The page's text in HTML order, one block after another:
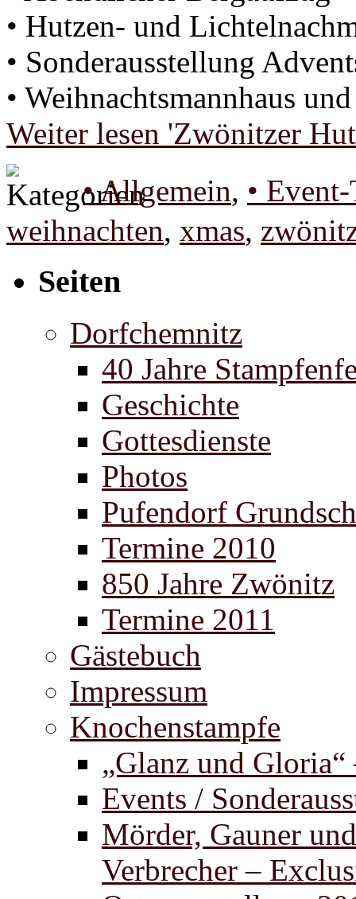
• Hutzen- und
• Sonderausstellung
• Weihnachtsmannhaus
Weiter lesen 'Zwönitzer
• Allgemein, •
weihnachten, xmas,
Seiten
Dorfchemnitz
40 Jahre
Geschichte
Gottesdienste
Photos
Pufendorf
Termine 2010
850 Jahre Zwönitz
Termine 2011
Gästebuch
Impressum
Knochenstampfe
„Glanz und
Events /
Mörder, Gauner
Verbrecher –